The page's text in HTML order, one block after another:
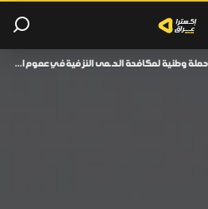
وطنية لمكافحة الحـ ـمى النزفية في عموم العراق